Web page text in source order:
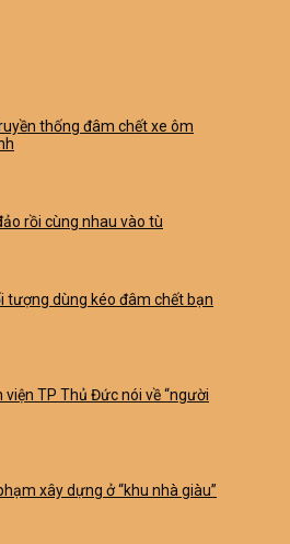
thống đâm chết xe ôm
rồi cùng nhau vào tù
tượng dùng kéo đâm chết bạn
viện TP Thủ Đức nói về “người
xây dựng ở “khu nhà giàu”